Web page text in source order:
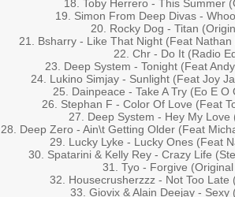
18. Toby Herrero - This Summer
19. Simon From Deep Divas -
20. Rocky Dog - Titan
21. Bsharry - Like That Night (Feat
22. Chr - Do It (Radio
23. Deep System - Tonight (Feat
24. Lukino Simjay - Sunlight (Feat Joy
25. Dainpeace - Take A Try (Eo E
26. Stephan F - Color Of Love (Feat
27. Deep System - Hey My Love
28. Deep Zero - Ain\t Getting Older (Feat
29. Lucky Lyke - Lucky Ones (Feat
30. Spatarini & Kelly Rey - Crazy Life
31. Tyo - Forgive
32. Housecrusherzzz - Not Too Late
33. Giovix & Alain Deejay - Sexy